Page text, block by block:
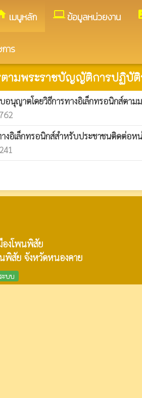
เมนูหลัก computerข้อมูลหน่วยงาน
าร
ตามพระราชบัญญัติการปฏิบั
อนุญาตโดยวิธีการทางอิเล็กทรอนิกส์ตาม
งอิเล็กทรอนิกส์สำหรับประชาชนติดต่อห
241
องโพนพิสัย
พิสัย จังหวัดหนองคาย
ะบบ